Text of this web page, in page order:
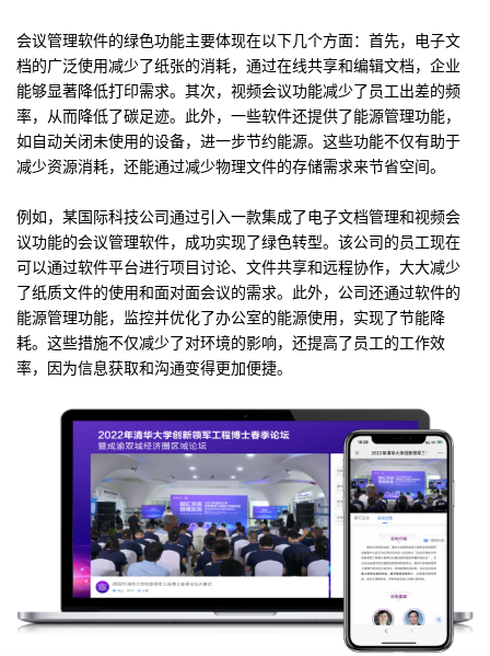
会议管理软件的绿色功能主要体现在以下几个方面：首先，电子文
档的广泛使用减少了纸张的消耗，通过在线共享和编辑文档，企业
能够显著降低打印需求。其次，视频会议功能减少了员工出差的频
率，从而降低了碳足迹。此外，一些软件还提供了能源管理功能，
如自动关闭未使用的设备，进一步节约能源。这些功能不仅有助于
减少资源消耗，还能通过减少物理文件的存储需求来节省空间。
例如，某国际科技公司通过引入一款集成了电子文档管理和视频会
议功能的会议管理软件，成功实现了绿色转型。该公司的员工现在
可以通过软件平台进行项目讨论、文件共享和远程协作，大大减少
了纸质文件的使用和面对面会议的需求。此外，公司还通过软件的
能源管理功能，监控并优化了办公室的能源使用，实现了节能降
耗。这些措施不仅减少了对环境的影响，还提高了员工的工作效
率，因为信息获取和沟通变得更加便捷。